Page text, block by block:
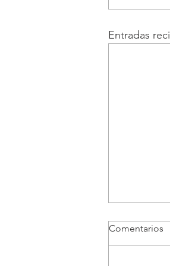
Entradas
Comentarios